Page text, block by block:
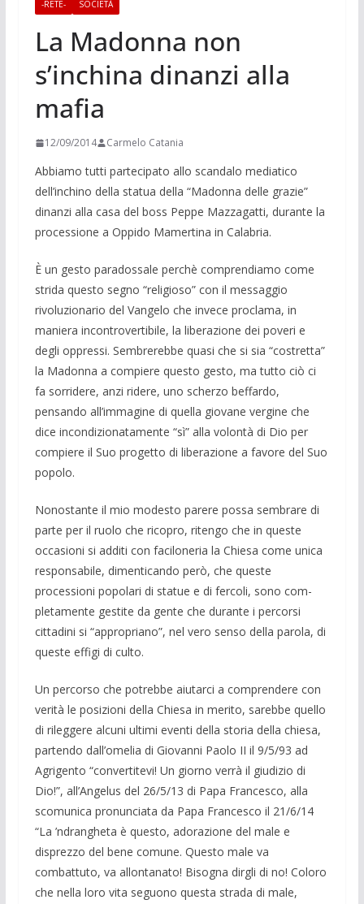
-RETE- SOCIETÀ
La Madonna non
s’inchina dinanzi alla
mafia
12/09/2014 Carmelo Catania
Abbiamo tutti partecipato allo scandalo mediatico
dell’inchino della statua della “Madonna delle grazie”
dinanzi alla casa del boss Peppe Mazzagatti, durante la
processione a Oppido Mamer­tina in Calabria.
È un gesto paradossale perchè comprendiamo come
strida que­sto segno “religioso” con il messaggio
rivoluzionario del Vangelo che invece proclama, in
maniera incontrovertibile, la liberazione dei poveri e
degli oppressi. Sembrerebbe quasi che si sia “costret­ta”
la Madonna a compiere questo gesto, ma tutto ciò ci
fa sorri­dere, anzi ridere, uno scherzo beffardo,
pensando all’immagine di quel­la giovane vergine che
dice incondizionatamente “sì” alla vo­lontà di Dio per
compiere il Suo progetto di liberazione a favore del Suo
popolo.
Nonostante il mio modesto parere possa sembrare di
parte per il ruolo che ricopro, ritengo che in queste
occasioni si additi con fa­ciloneria la Chiesa come unica
responsabile, dimenticando però, che queste
processioni popolari di statue e di fercoli, sono com­
pletamente gestite da gente che durante i percorsi
cittadini si “ap­propriano”, nel vero senso della parola, di
queste effigi di culto.
Un percorso che potrebbe aiutarci a comprendere con
verità le po­sizioni della Chiesa in merito, sarebbe quello
di rileggere alcuni ultimi eventi della storia della chiesa,
partendo dall’omelia di Giovanni Paolo II il 9/5/93 ad
Agrigento “convertitevi! Un giorno verrà il giudizio di
Dio!”, all’Angelus del 26/5/13 di Papa France­sco, alla
scomunica pronunciata da Papa Francesco il 21/6/14
“La ’ndrangheta è questo, adorazione del male e
disprezzo del bene comune. Questo male va
combattuto, va allontanato! Biso­gna dirgli di no! Coloro
che nella loro vita seguono questa strada di male,